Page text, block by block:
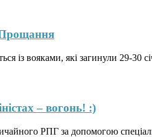
Прощання
із вояками, які загинули 29-30
– вогонь! :)
РПГ за допомогою